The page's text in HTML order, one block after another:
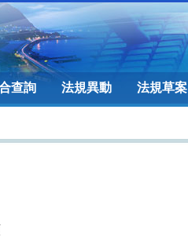
查詢 法規異動 法規草案